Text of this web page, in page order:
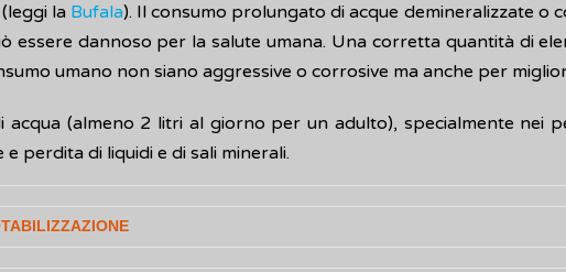
la Bufala). Il consumo prolungato di acque demineralizzate o
essere dannoso per la salute umana. Una corretta quantità di
umano non siano aggressive o corrosive ma anche per
(almeno 2 litri al giorno per un adulto), specialmente nei
perdita di liquidi e di sali minerali.